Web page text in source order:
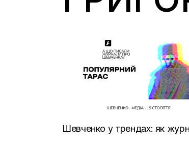
Шевченко у трендах: як